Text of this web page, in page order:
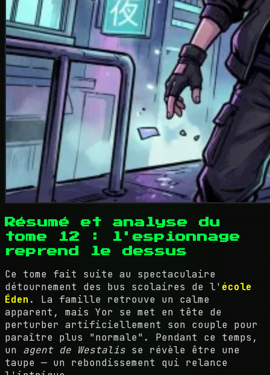
Résumé et analyse du
tome 12 : l'espionnage
reprend le dessus
Ce tome fait suite au spectaculaire
détournement des bus scolaires de l' école
Éden . La famille retrouve un calme
apparent, mais Yor se met en tête de
perturber artificiellement son couple pour
paraître plus "normale". Pendant ce temps,
un agent de Westalis se révèle être une
taupe — un rebondissement qui relance